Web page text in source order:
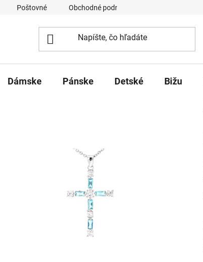
Poštovné Obchodné podmienky
Dámske Pánske Detské Bižu